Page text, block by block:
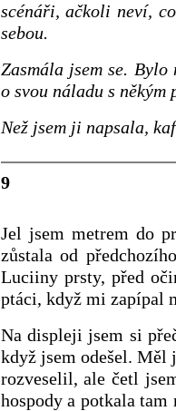
scénáři, ačkoli neví,
sebou.
Zasmála jsem se.
o svou náladu s
Než jsem ji napsala,
9
Jel jsem metrem do
zůstala od
Luciiny prsty, před
ptáci, když mi zapípal
Na displeji jsem si
když jsem odešel. Měl
rozveselil, ale četl
hospody a potkala tam